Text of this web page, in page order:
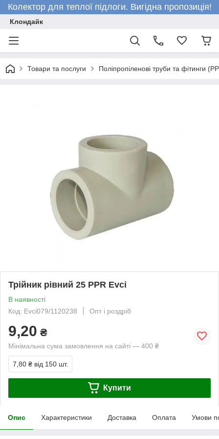
Колектор для теплої підлоги. Вигідна пропозиція!
Клондайк
Товари та послуги Поліпропіленові труби та фітинги
Трійник рівний 25 PPR Evci
В наявності
Код: Evci079/1120238
Опт і роздріб
9,20 ₴
Мінімальна сума замовлення на сайті — 400 ₴
7,80 ₴ від 150 шт.
Купити
Опис Характеристики Доставка Оплата Умови